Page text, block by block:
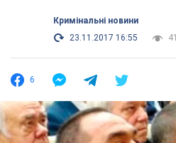
Кримінальні новини
23.11.2017 16:55
6